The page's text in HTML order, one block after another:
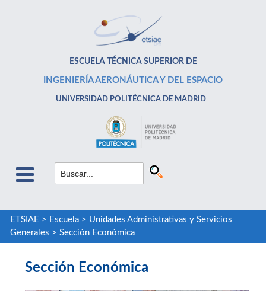
ESCUELA TÉCNICA SUPERIOR DE
INGENIERÍA AERONÁUTICA Y DEL ESPACIO
UNIVERSIDAD POLITÉCNICA DE MADRID
ETSIAE > Escuela> Unidades Administrativas y Servicios
Generales > Sección Económica
Sección Económica